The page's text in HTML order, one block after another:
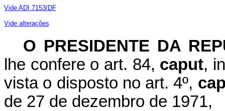
Vide ADI 7153/DF
Vide alterações
O PRESIDENTE DA
lhe confere o art. 84, caput,
vista o disposto no art. 4º,
de 27 de dezembro de 1971,